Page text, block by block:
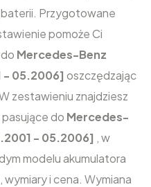
Przygotowane
pomoże Ci
Mercedes-Benz
- 05.2006] oszczędzając
zestawieniu znajdziesz
do Mercedes-
- 05.2006] , w
modelu akumulatora
i cena. Wymiana